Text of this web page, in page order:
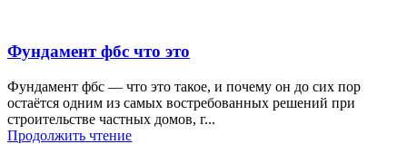
Фундамент фбс что это
Фундамент фбс — что это такое, и почему он до сих пор
остаётся одним из самых востребованных решений при
строительстве частных домов, г...
Продолжить чтение